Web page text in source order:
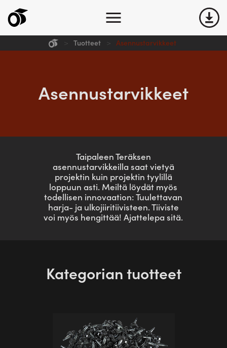
Yritys
Lataukset
Tuotteet
> Asennustarvikkeet
>
Asennustarvikkeet
Taipaleen Teräksen
asennustarvikkeilla saat vietyä
projektin kuin projektin tyylillä
loppuun asti. Meiltä löydät myös
todellisen innovaation: Tuulettavan
harja- ja ulkojiiritiivisteen. Tiiviste
voi myös hengittää! Ajattelepa sitä.
Kategorian tuotteet